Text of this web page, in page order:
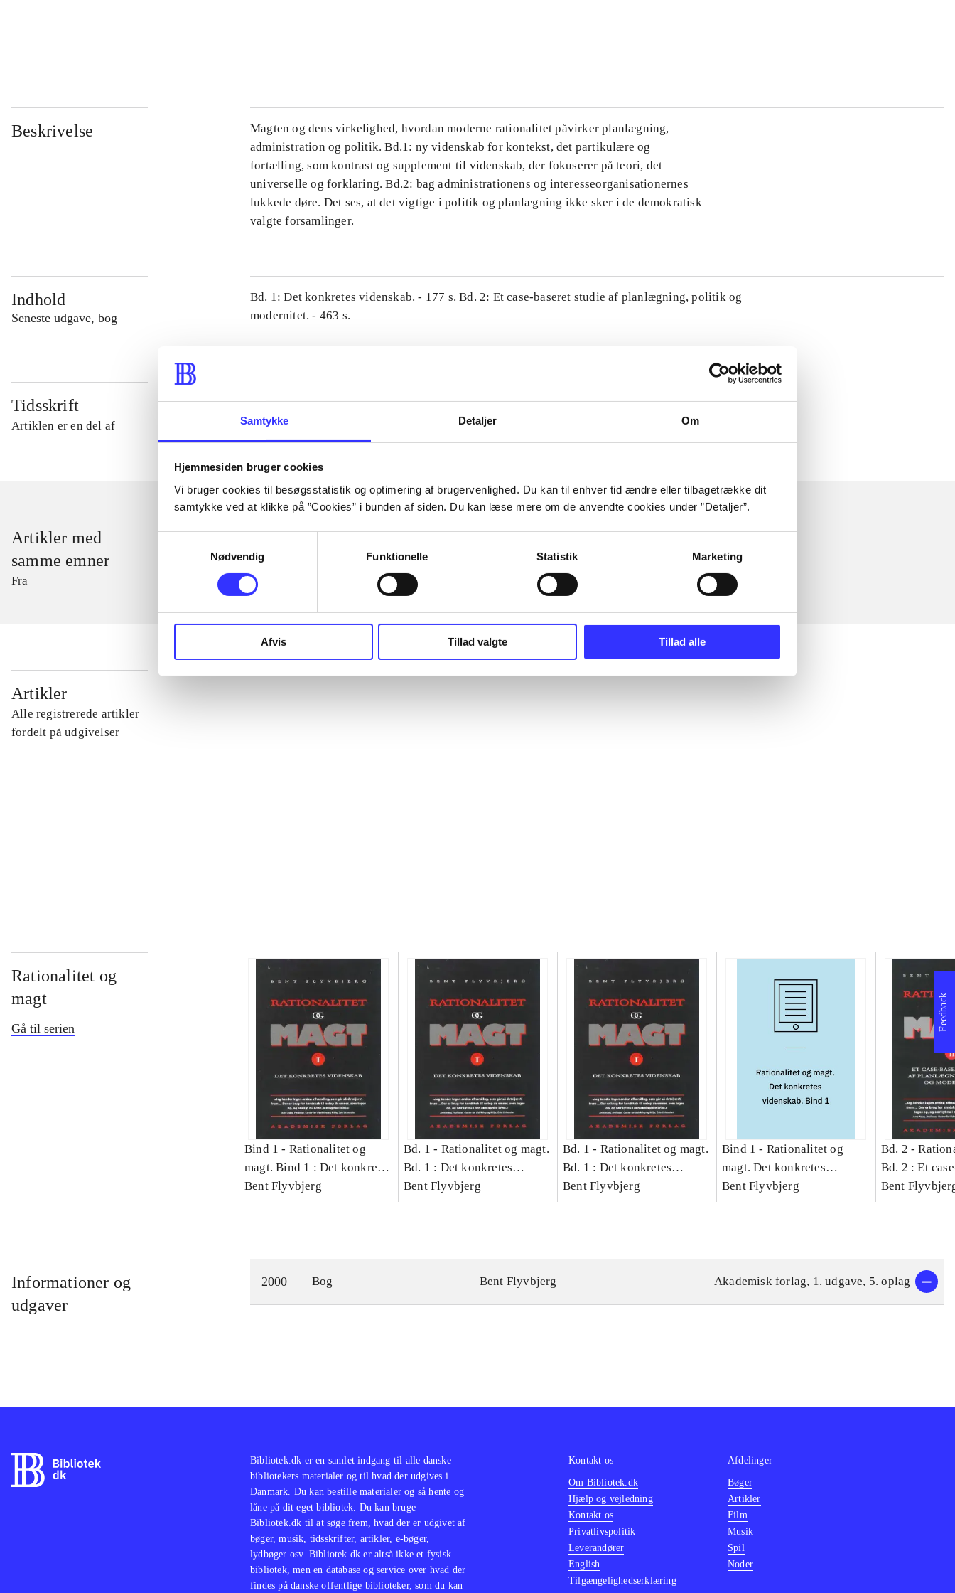
Samtykke Detaljer Om
Hjemmesiden bruger cookies
Vi bruger cookies til besøgsstatistik og optimering af brugervenlighed. Du kan til enhver tid ændre eller tilbagetrække dit
samtykke ved at klikke på ”Cookies” i bunden af siden. Du kan læse mere om de anvendte cookies under ”Detaljer”.
Nødvendig
Funktionelle Statistik Marketing
Afvis Tillad valgte Tillad alle
Beskrivelse
Magten og dens virkelighed, hvordan moderne rationalitet påvirker planlægning,
administration og politik. Bd.1: ny videnskab for kontekst, det partikulære og
fortælling, som kontrast og supplement til videnskab, der fokuserer på teori, det
universelle og forklaring. Bd.2: bag administrationens og interesseorganisationernes
lukkede døre. Det ses, at det vigtige i politik og planlægning ikke sker i de demokratisk
valgte forsamlinger.
Indhold
Seneste udgave, bog
Bd. 1: Det konkretes videnskab. - 177 s. Bd. 2: Et case-baseret studie af planlægning, politik og
modernitet. - 463 s.
Tidsskrift
Artiklen er en del af
Artikler med
samme emner
Fra
Artikler
Alle registrerede artikler
fordelt på udgivelser
Rationalitet og
magt
Gå til serien
Bind 1 - Rationalitet og
magt. Bind 1 : Det konkretes
videnskab
Bent Flyvbjerg
Bd. 1 - Rationalitet og magt.
Bd. 1 : Det konkretes
videnskab
Bent Flyvbjerg
Bd. 1 - Rationalitet og magt.
Bd. 1 : Det konkretes
videnskab
Bent Flyvbjerg
Bind 1 - Rationalitet og
magt. Det konkretes
videnskab. Bind 1
Bent Flyvbjerg
Bd. 2 -
Bd. 2 : Et
studie af
Bent
Informationer og
udgaver
2000 Bog Bent Flyvbjerg Akademisk forlag, 1. udgave, 5. oplag
Feedback
Bibliotek.dk er en samlet indgang til alle danske
bibliotekers materialer og til hvad der udgives i
Danmark. Du kan bestille materialer og så hente og
låne på dit eget bibliotek. Du kan bruge
Bibliotek.dk til at søge frem, hvad der er udgivet af
bøger, musik, tidsskrifter, artikler, e-bøger,
lydbøger osv. Bibliotek.dk er altså ikke et fysisk
bibliotek, men en database og service over hvad der
findes på danske offentlige biblioteker, som du kan
Kontakt os
Om Bibliotek.dk
Hjælp og vejledning
Kontakt os
Privatlivspolitik
Leverandører
English
Tilgængelighedserklæring
Afdelinger
Bøger
Artikler
Film
Musik
Spil
Noder